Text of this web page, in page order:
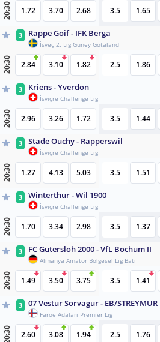
20:30 1.72 3.70 2.68 3.5 1.65
3 Rappe Goif - IFK Berga
İsveç 2. Lig Güney Götaland
20:30 2.84 3.10 1.82 2.5 1.86
3 Kriens - Yverdon
İsviçre Challenge Lig
20:30 2.96 3.26 1.72 3.5 1.44
3 Stade Ouchy - Rapperswil
İsviçre Challenge Lig
20:30 1.27 4.13 5.03 3.5 1.51
3 Winterthur - Wil 1900
İsviçre Challenge Lig
20:30 1.70 3.34 2.98 3.5 1.37
3 FC Gutersloh 2000 - VfL Bochum II
Almanya Amatör Bölgesel Lig Batı
20:30 1.49 3.50 3.75 3.5 1.41
3 07 Vestur Sorvagur - EB/STREYMUR
Faroe Adaları Premier Lig
20:30 2.60 3.08 1.94 2.5 1.76